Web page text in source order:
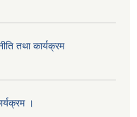
तथा कार्यक्रम
।